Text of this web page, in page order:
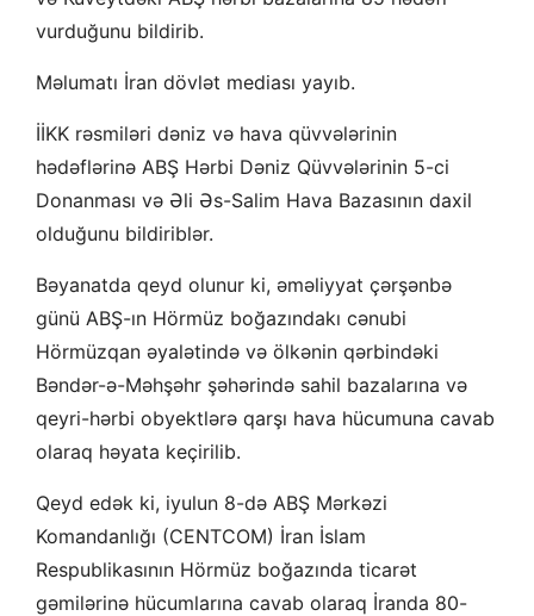
vurduğunu bildirib.
Məlumatı İran dövlət mediası yayıb.
İİKK rəsmiləri dəniz və hava qüvvələrinin
hədəflərinə ABŞ Hərbi Dəniz Qüvvələrinin 5-ci
Donanması və Əli Əs-Salim Hava Bazasının daxil
olduğunu bildiriblər.
Bəyanatda qeyd olunur ki, əməliyyat çərşənbə
günü ABŞ-ın Hörmüz boğazındakı cənubi
Hörmüzqan əyalətində və ölkənin qərbindəki
Bəndər-ə-Məhşəhr şəhərində sahil bazalarına və
qeyri-hərbi obyektlərə qarşı hava hücumuna cavab
olaraq həyata keçirilib.
Qeyd edək ki, iyulun 8-də ABŞ Mərkəzi
Komandanlığı (CENTCOM) İran İslam
Respublikasının Hörmüz boğazında ticarət
gəmilərinə hücumlarına cavab olaraq İranda 80-